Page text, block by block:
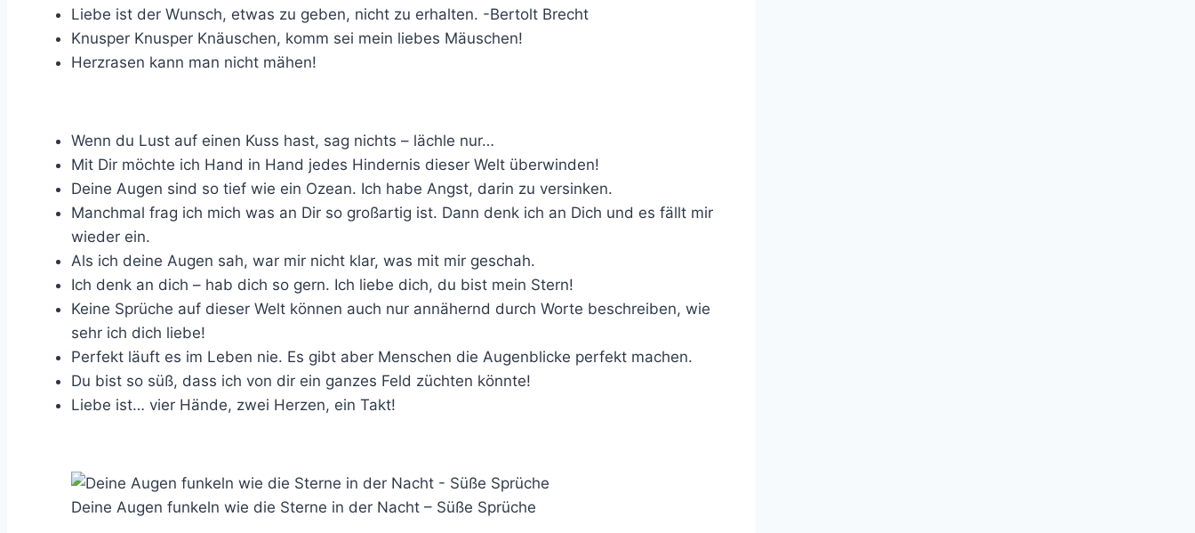
Liebe ist der Wunsch, etwas zu geben, nicht zu erhalten. -Bertolt Brecht
Knusper Knusper Knäuschen, komm sei mein liebes Mäuschen!
Herzrasen kann man nicht mähen!
Wenn du Lust auf einen Kuss hast, sag nichts – lächle nur…
Mit Dir möchte ich Hand in Hand jedes Hindernis dieser Welt überwinden!
Deine Augen sind so tief wie ein Ozean. Ich habe Angst, darin zu versinken.
Manchmal frag ich mich was an Dir so großartig ist. Dann denk ich an Dich und es fällt mir
wieder ein.
Als ich deine Augen sah, war mir nicht klar, was mit mir geschah.
Ich denk an dich – hab dich so gern. Ich liebe dich, du bist mein Stern!
Keine Sprüche auf dieser Welt können auch nur annähernd durch Worte beschreiben, wie
sehr ich dich liebe!
Perfekt läuft es im Leben nie. Es gibt aber Menschen die Augenblicke perfekt machen.
Du bist so süß, dass ich von dir ein ganzes Feld züchten könnte!
Liebe ist… vier Hände, zwei Herzen, ein Takt!
Deine Augen funkeln wie die Sterne in der Nacht – Süße Sprüche